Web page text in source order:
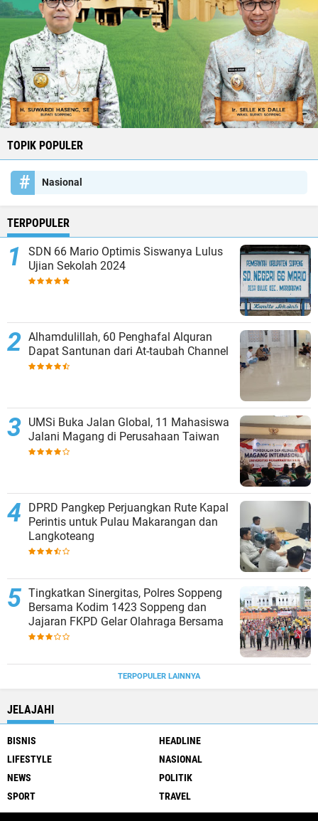
TOPIK POPULER
Nasional
TERPOPULER
SDN 66 Mario Optimis Siswanya Lulus
Ujian Sekolah 2024
Alhamdulillah, 60 Penghafal Alquran
Dapat Santunan dari At-taubah Channel
UMSi Buka Jalan Global, 11 Mahasiswa
Jalani Magang di Perusahaan Taiwan
DPRD Pangkep Perjuangkan Rute Kapal
Perintis untuk Pulau Makarangan dan
Langkoteang
Tingkatkan Sinergitas, Polres Soppeng
Bersama Kodim 1423 Soppeng dan
Jajaran FKPD Gelar Olahraga Bersama
TERPOPULER LAINNYA
JELAJAHI
BISNIS
HEADLINE
LIFESTYLE
NASIONAL
NEWS
POLITIK
SPORT
TRAVEL